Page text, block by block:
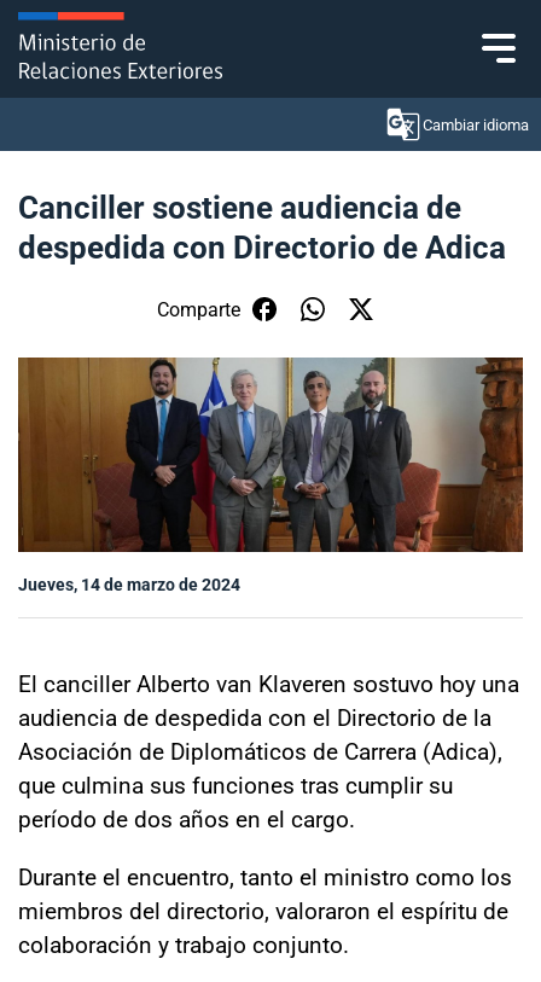
Click acá para ir directamente al contenido
Cambiar idioma
Ministerio
Política Exterior
Embajadas y consulados
Servicios ciudadanos
Subsecretaría de Relaciones Económicas
Internacionales
Sala de prensa
modo claro
Canciller sostiene audiencia de
despedida con Directorio de Adica
Comparte
Jueves, 14 de marzo de 2024
El canciller Alberto van Klaveren sostuvo hoy una
audiencia de despedida con el Directorio de la
Asociación de Diplomáticos de Carrera (Adica),
que culmina sus funciones tras cumplir su
período de dos años en el cargo.
Durante el encuentro, tanto el ministro como los
miembros del directorio, valoraron el espíritu de
colaboración y trabajo conjunto.